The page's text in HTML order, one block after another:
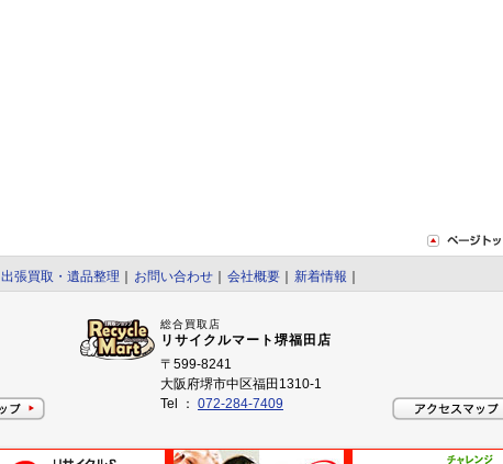
出張買取・遺品整理 お問い合わせ 会社概要 新着情報
総合買取店
リサイクルマート堺福田店
〒599-8241
大阪府堺市中区福田1310-1
Tel ： 072-284-7409